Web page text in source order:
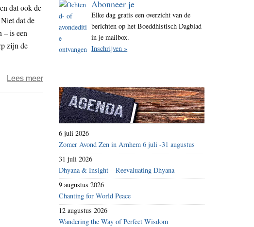
i
t
dat ook de
dat de
is een
zijn de
Lees meerover
Ronald
Hermsen
wankele
godzoeker
Abonneer je
Elke dag gratis een overzicht van de
berichten op het Boeddhistisch Dagblad
in je mailbox.
Inschrijven »
6 juli 2026
Zomer Avond Zen in Arnhem 6 juli -31 augustus
31 juli 2026
Dhyana & Insight – Reevaluating Dhyana
9 augustus 2026
Chanting for World Peace
12 augustus 2026
Wandering the Way of Perfect Wisdom